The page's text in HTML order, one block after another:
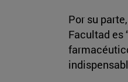
Por su
Facultad es